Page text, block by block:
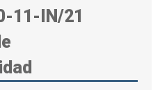
11-IN/21